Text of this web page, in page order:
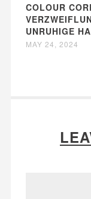
COLOUR
UNRUHIGE
MAY 24, 2024